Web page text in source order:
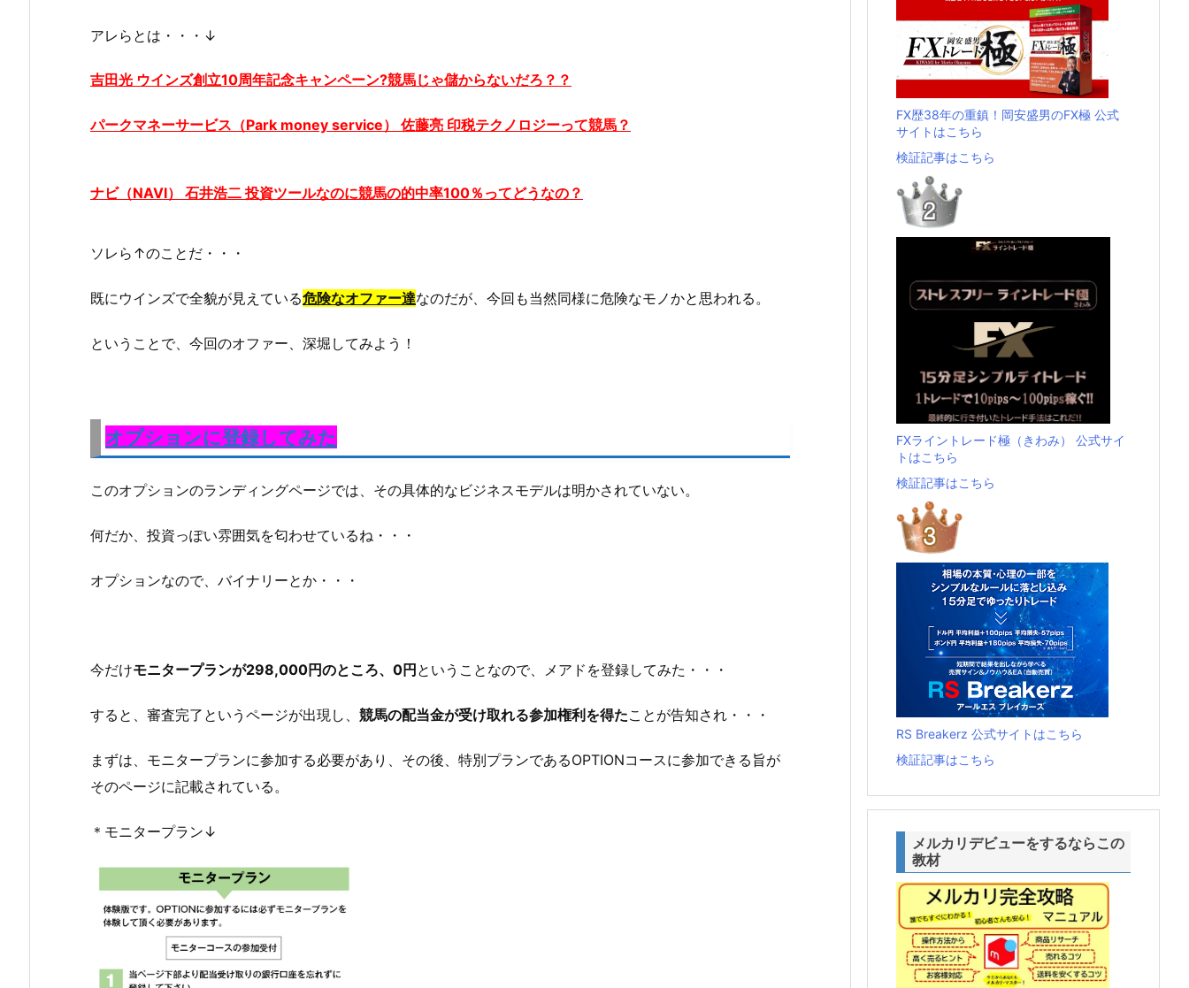
アレらとは・・・↓
吉田光 ウインズ創立10周年記念キャンペーン?競馬じゃ儲からないだろ？？
パークマネーサービス（Park money service） 佐藤亮 印税テクノロジーって競馬？
ナビ（NAVI） 石井浩二 投資ツールなのに競馬の的中率100％ってどうなの？
ソレら↑のことだ・・・
既にウインズで全貌が見えている危険なオファー達なのだが、今回も当然同様に危険なモノかと思われる。
ということで、今回のオファー、深堀してみよう！
オプションに登録してみた
このオプションのランディングページでは、その具体的なビジネスモデルは明かされていない。
何だか、投資っぽい雰囲気を匂わせているね・・・
オプションなので、バイナリーとか・・・
今だけモニタープランが298,000円のところ、0円 ということなので、メアドを登録してみた・・・
すると、審査完了というページが出現し、 競馬の配当金が受け取れる参加権利を得たことが告知され・・・
まずは、モニタープランに参加する必要があり、その後、特別プランであるOPTIONコースに参加できる旨が
そのページに記載されている。
＊モニタープラン↓
FX歴38年の重鎮！岡安盛男のFX極 公式
サイトはこちら
検証記事はこちら
FXライントレード極（きわみ） 公式サイ
トはこちら
検証記事はこちら
RS Breakerz 公式サイトはこちら
検証記事はこちら
メルカリデビューをするならこの
教材